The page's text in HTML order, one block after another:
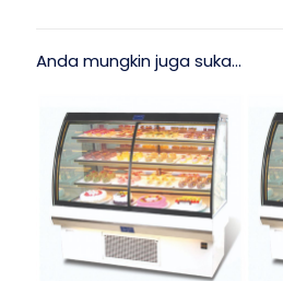
Anda mungkin juga suka…